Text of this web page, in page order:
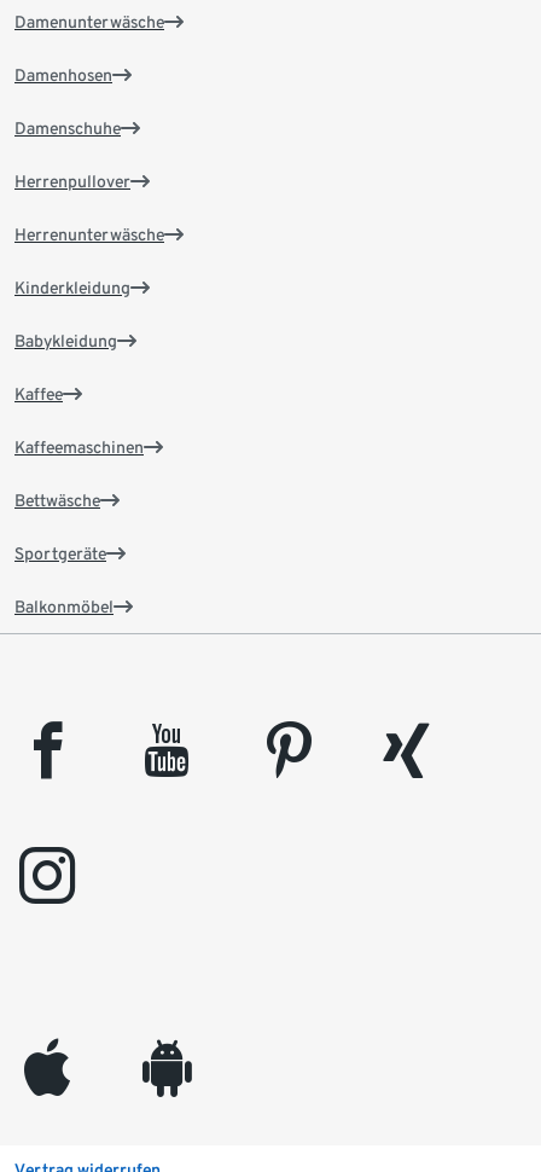
Damenunterwäsche
Damenhosen
Damenschuhe
Herrenpullover
Herrenunterwäsche
Kinderkleidung
Babykleidung
Kaffee
Kaffeemaschinen
Bettwäsche
Sportgeräte
Balkonmöbel
facebook youtube pinterest
xing
instagram
appleinc android